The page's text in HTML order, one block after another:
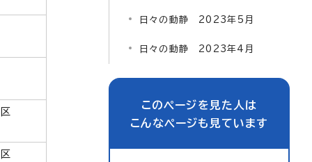
日々の動静 2023年5月
日々の動静 2023年4月
このページを見た人は
こんなページも見ています